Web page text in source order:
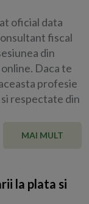
oficial data
fiscal
din
Daca te
profesie
respectate din
MAI MULT
la plata si